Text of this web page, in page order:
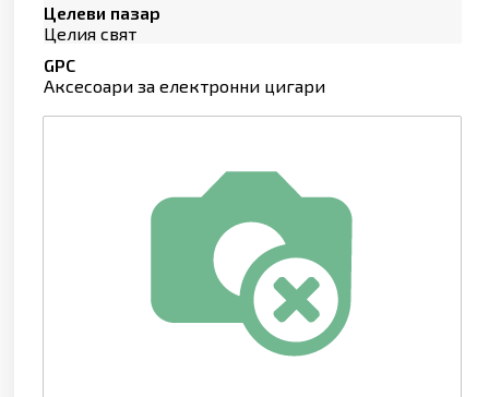
Целеви пазар
Целия свят
GPC
Аксесоари за електронни цигари